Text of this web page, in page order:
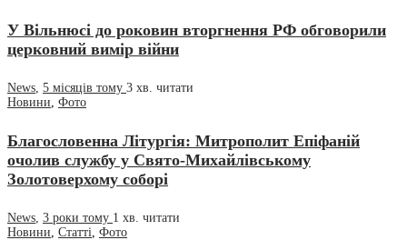
У Вільнюсі до роковин вторгнення РФ обговорили
церковний вимір війни
News, 5 місяців тому 3 хв. читати
Новини, Фото
Благословенна Літургія: Митрополит Епіфаній
очолив службу у Свято-Михайлівському
Золотоверхому соборі
News, 3 роки тому 1 хв. читати
Новини, Статті, Фото